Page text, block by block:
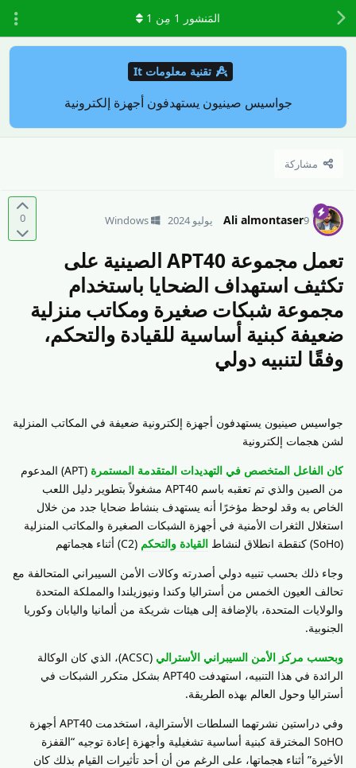
تقنية معلومات It
جواسيس صينيون يستهدفون أجهزة إلكترونية
مشاركة
المَنشور 1 مِن 1
0 Ali almontaser9 يوليو 2024 Windows
تعمل مجموعة APT40 الصينية على
تكثيف استهداف الضحايا باستخدام
مجموعة شبكات صغيرة ومكاتب منزلية
ضعيفة كبنية أساسية للقيادة والتحكم،
وفقًا لتنبيه دولي
جواسيس صينيون يستهدفون أجهزة إلكترونية ضعيفة في المكاتب المنزلية
لشن هجمات إلكترونية
كان الفاعل المتخصص في التهديدات المتقدمة المستمرة
(APT) المدعوم
من الصين والذي تم تعقبه باسم APT40 مشغولاً بتطوير دليل اللعب
الخاص به وقد لوحظ مؤخرًا أنه يستهدف بنشاط ضحايا جدد من خلال
استغلال الثغرات الأمنية في أجهزة الشبكات الصغيرة والمكاتب المنزلية
(SoHo) كنقطة انطلاق لنشاط
القيادة والتحكم (C2) أثناء هجماتهم
وجاء ذلك بحسب تنبيه دولي أصدرته وكالات الأمن السيبراني المتحالفة مع
تحالف العيون الخمس من أستراليا وكندا ونيوزيلندا والمملكة المتحدة
والولايات المتحدة، بالإضافة إلى هيئات شريكة من ألمانيا واليابان وكوريا
الجنوبية.
وبحسب مركز الأمن السيبراني الأسترالي
(ACSC)، الذي كان الوكالة
الرائدة في هذا التنبيه، استهدفت APT40 بشكل متكرر الشبكات في
أستراليا وحول العالم بهذه الطريقة.
وفي دراستين نشرتهما السلطات الأسترالية، استخدمت APT40 أجهزة
SoHO المخترقة كبنية أساسية تشغيلية وأجهزة إعادة توجيه “القفزة
الأخيرة” أثناء هجماتها، على الرغم من أن أحد تأثيرات القيام بذلك كان